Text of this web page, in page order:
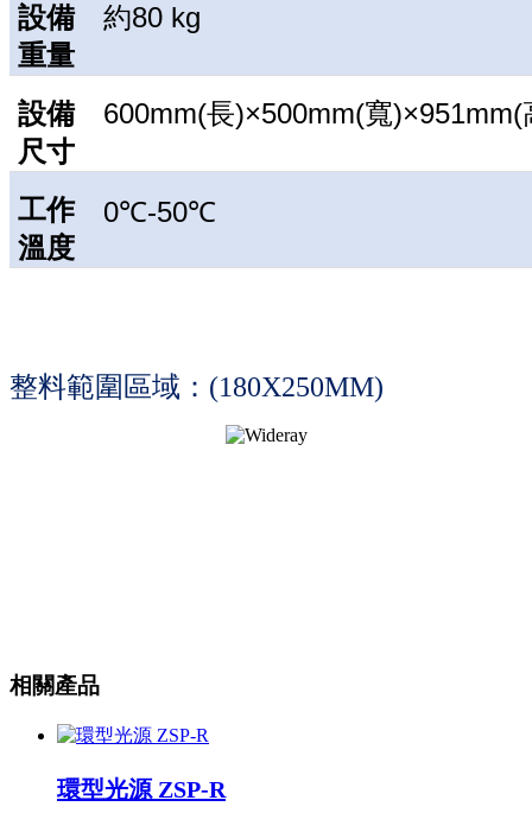
設備
重量
約80 kg
設備
尺寸
600mm(長)×500mm(寬)×951mm(
工作
溫度
0℃-50℃
整料範圍區域：(180X250MM)
相關產品
環型光源 ZSP-R